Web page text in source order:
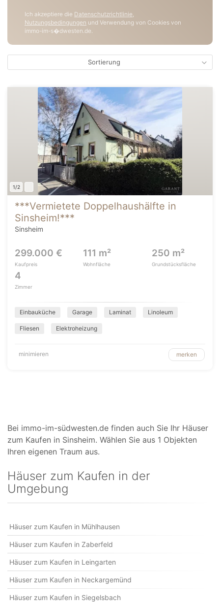
Ich akzeptiere die Datenschutzrichtlinie,
Nutzungsbedingungen und Verwendung von Cookies von
immo-im-s�dwesten.de.
Sortierung
1/2
***Vermietete Doppelhaushälfte in
Sinsheim!***
Sinsheim
299.000 €
Kaufpreis
111 m²
Wohnfläche
250 m²
Grundstücksfläche
4
Zimmer
Einbauküche Garage Laminat Linoleum
Fliesen Elektroheizung
minimieren merken
Bei immo-im-südwesten.de finden auch Sie Ihr Häuser
zum Kaufen in Sinsheim. Wählen Sie aus 1 Objekten
Ihren eigenen Traum aus.
Häuser zum Kaufen in der
Umgebung
Häuser zum Kaufen in Mühlhausen
Häuser zum Kaufen in Zaberfeld
Häuser zum Kaufen in Leingarten
Häuser zum Kaufen in Neckargemünd
Häuser zum Kaufen in Siegelsbach